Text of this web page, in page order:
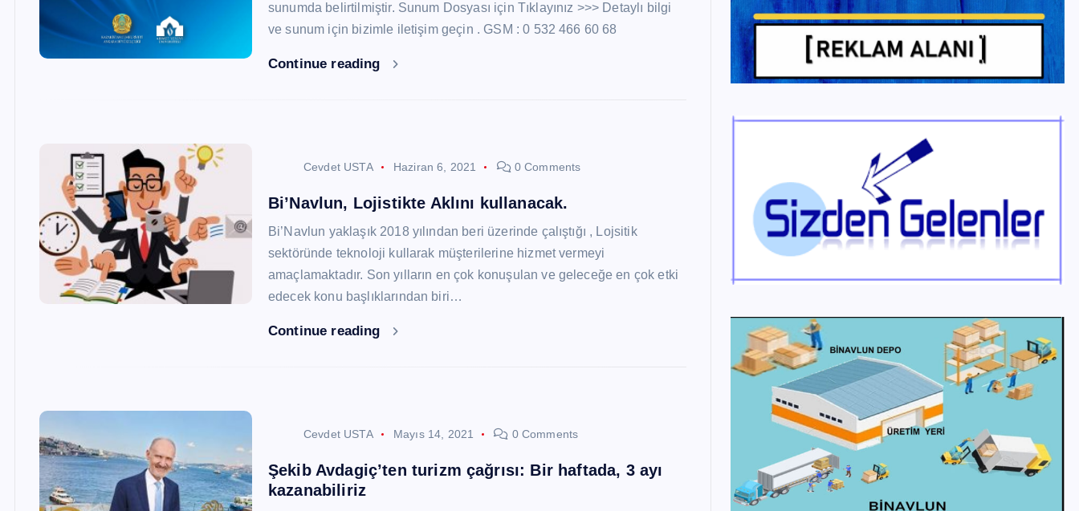
sunumda belirtilmiştir. Sunum Dosyası için Tıklayınız >>> Detaylı bilgi
ve sunum için bizimle iletişim geçin . GSM : 0 532 466 60 68
Continue reading
Cevdet USTA Haziran 6, 2021 0 Comments
Bi’Navlun, Lojistikte Aklını kullanacak.
Bi’Navlun yaklaşık 2018 yılından beri üzerinde çalıştığı , Lojsitik
sektöründe teknoloji kullarak müşterilerine hizmet vermeyi
amaçlamaktadır. Son yılların en çok konuşulan ve geleceğe en çok etki
edecek konu başlıklarından biri…
Continue reading
Cevdet USTA Mayıs 14, 2021 0 Comments
Şekib Avdagiç’ten turizm çağrısı: Bir haftada, 3 ayı
kazanabiliriz